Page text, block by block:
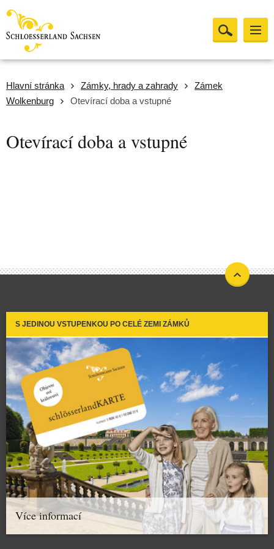
Hlavní stránka Zámky, hrady a zahrady
Zámek
Wolkenburg
Otevírací doba a vstupné
Otevírací doba a vstupné
S JEDINOU VSTUPENKOU PO CELÉ ZEMI ZÁMKŮ
Více informací